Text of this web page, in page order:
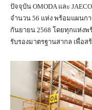
ปัจจุบัน OMODA และ
จำนวน 56 แห่ง พร้อมแผนก
กันยายน 2568 โดยทุกแห่ง
รับรองมาตรฐานสากล เพื่อ